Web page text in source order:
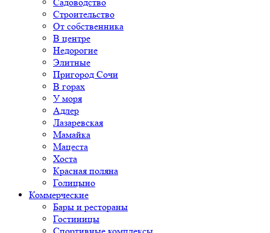
Строительство
От собственника
В центре
Недорогие
Элитные
Пригород Сочи
В горах
У моря
Адлер
Лазаревская
Мамайка
Мацеста
Хоста
Красная поляна
Голицыно
Коммерческие
Бары и рестораны
Гостиницы